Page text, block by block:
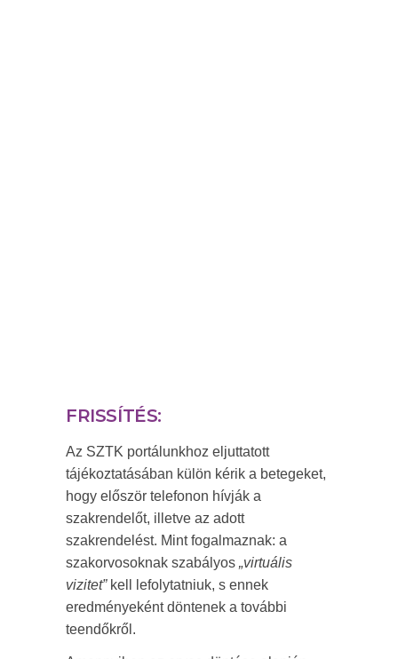
FRISSÍTÉS:
Az SZTK portálunkhoz eljuttatott
tájékoztatásában külön kérik a betegeket,
hogy először telefonon hívják a
szakrendelőt, illetve az adott
szakrendelést. Mint fogalmaznak: a
szakorvosoknak szabályos „virtuális
vizitet”kell lefolytatniuk, s ennek
eredményeként döntenek a további
teendőkről.